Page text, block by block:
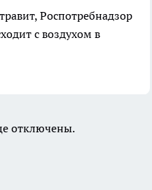
Роспотребнадзор
с воздухом в
отключены.